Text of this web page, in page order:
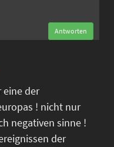
Antworten
der
! nicht nur
negativen sinne !
der